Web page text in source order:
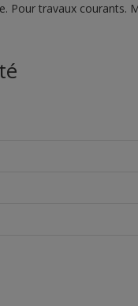
Pour travaux courants.